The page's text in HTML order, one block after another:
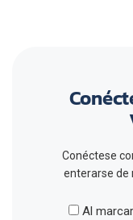
Conéctese
enterarse de
Al